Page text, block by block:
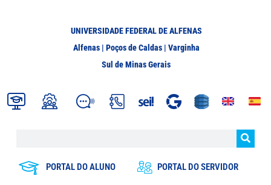
UNIVERSIDADE FEDERAL DE ALFENAS
Alfenas | Poços de Caldas | Varginha
Sul de Minas Gerais
PORTAL DO ALUNO PORTAL DO SERVIDOR